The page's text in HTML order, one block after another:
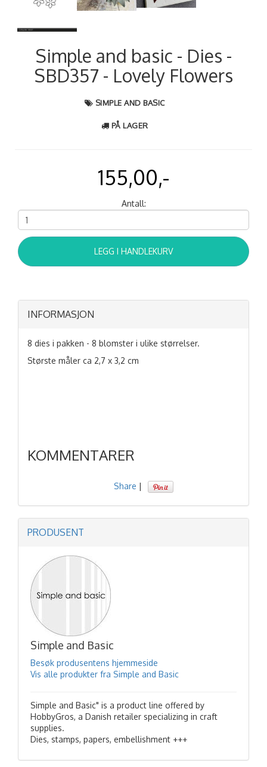
Simple and basic - Dies -
SBD357 - Lovely Flowers
SIMPLE AND BASIC
PÅ LAGER
155,00,-
Antall:
LEGG I HANDLEKURV
INFORMASJON
8 dies i pakken - 8 blomster i ulike størrelser.
Største måler ca 2,7 x 3,2 cm
KOMMENTARER
Share |
PRODUSENT
Simple and Basic
Besøk produsentens hjemmeside
Vis alle produkter fra Simple and Basic
Simple and Basic" is a product line offered by
HobbyGros, a Danish retailer specializing in craft
supplies.
Dies, stamps, papers, embellishment +++